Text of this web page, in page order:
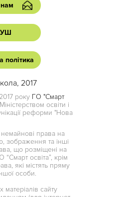
політика
2017
року ГО "Смарт
освіти і
реформи "Нова
права на
зображення та інші
що розміщені на
освіта”, крім
які містять пряму
особи.
матеріалів сайту